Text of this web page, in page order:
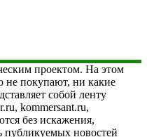
проектом. На этом
не покупают, ни какие
собой ленту
kommersant.ru,
без искажения,
публикуемых новостей